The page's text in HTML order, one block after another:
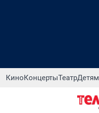
КиноКонцертыТеатрДетям